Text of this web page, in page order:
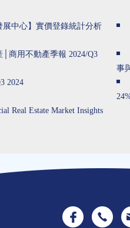
展中心】實價登錄統計分析
│商用不動產季報 2024/Q3
事
2024
Real Estate Market Insights